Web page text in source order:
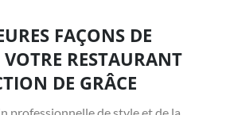
FAÇONS DE
VOTRE RESTAURANT
DE GRÂCE